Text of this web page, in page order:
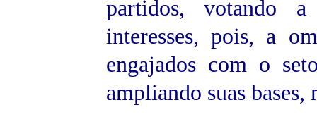
partidos, votando
interesses, pois, a
engajados com o
ampliando suas